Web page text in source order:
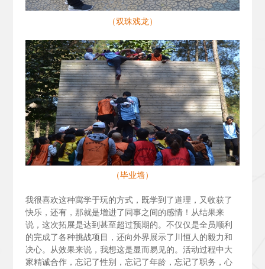
（双珠戏龙）
（毕业墙）
我很喜欢这种寓学于玩的方式，既学到了道理，又收获了
快乐，还有，那就是增进了同事之间的感情！从结果来
说，这次拓展是达到甚至超过预期的。不仅仅是全员顺利
的完成了各种挑战项目，还向外界展示了川恒人的毅力和
决心。从效果来说，我想这是显而易见的。活动过程中大
家精诚合作，忘记了性别，忘记了年龄，忘记了职务，心